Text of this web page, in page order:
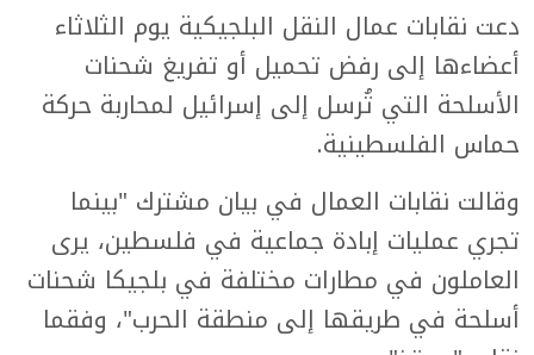
دعت نقابات عمال النقل البلجيكية يوم الثلاثاء
أعضاءها إلى رفض تحميل أو تفريغ شحنات
الأسلحة التي تُرسل إلى إسرائيل لمحاربة حركة
حماس الفلسطينية.
وقالت نقابات العمال في بيان مشترك "بينما
تجري عمليات إبادة جماعية في فلسطين، يرى
العاملون في مطارات مختلفة في بلجيكا شحنات
أسلحة في طريقها إلى منطقة الحرب"، وفقما